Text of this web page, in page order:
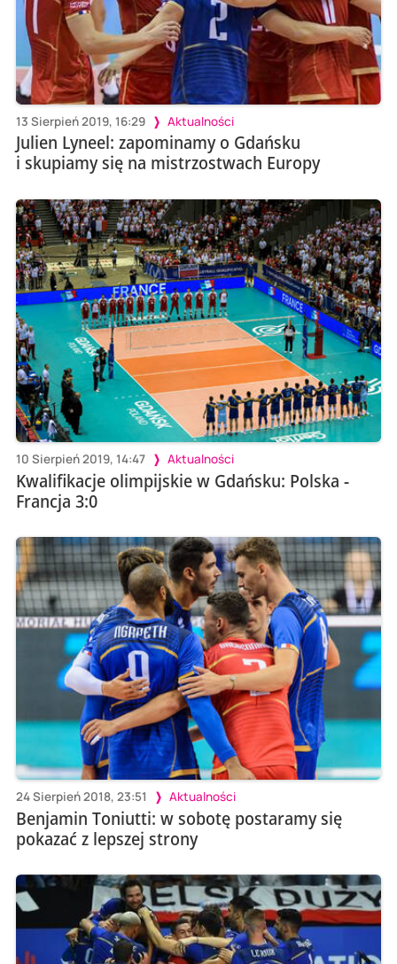
13 Sierpień 2019, 16:29 Aktualności
Julien Lyneel: zapominamy o Gdańsku
i skupiamy się na mistrzostwach Europy
10 Sierpień 2019, 14:47 Aktualności
Kwalifikacje olimpijskie w Gdańsku: Polska -
Francja 3:0
24 Sierpień 2018, 23:51 Aktualności
Benjamin Toniutti: w sobotę postaramy się
pokazać z lepszej strony